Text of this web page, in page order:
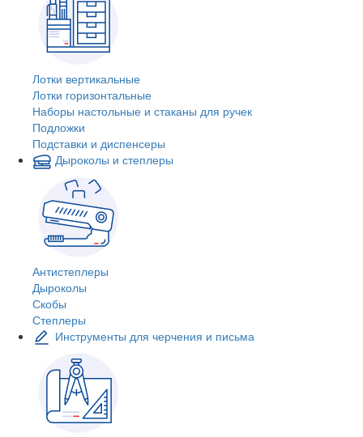
Лотки вертикальные
Лотки горизонтальные
Наборы настольные и стаканы для ручек
Подложки
Подставки и диспенсеры
Дыроколы и степлеры
Антистеплеры
Дыроколы
Скобы
Степлеры
Инструменты для черчения и письма